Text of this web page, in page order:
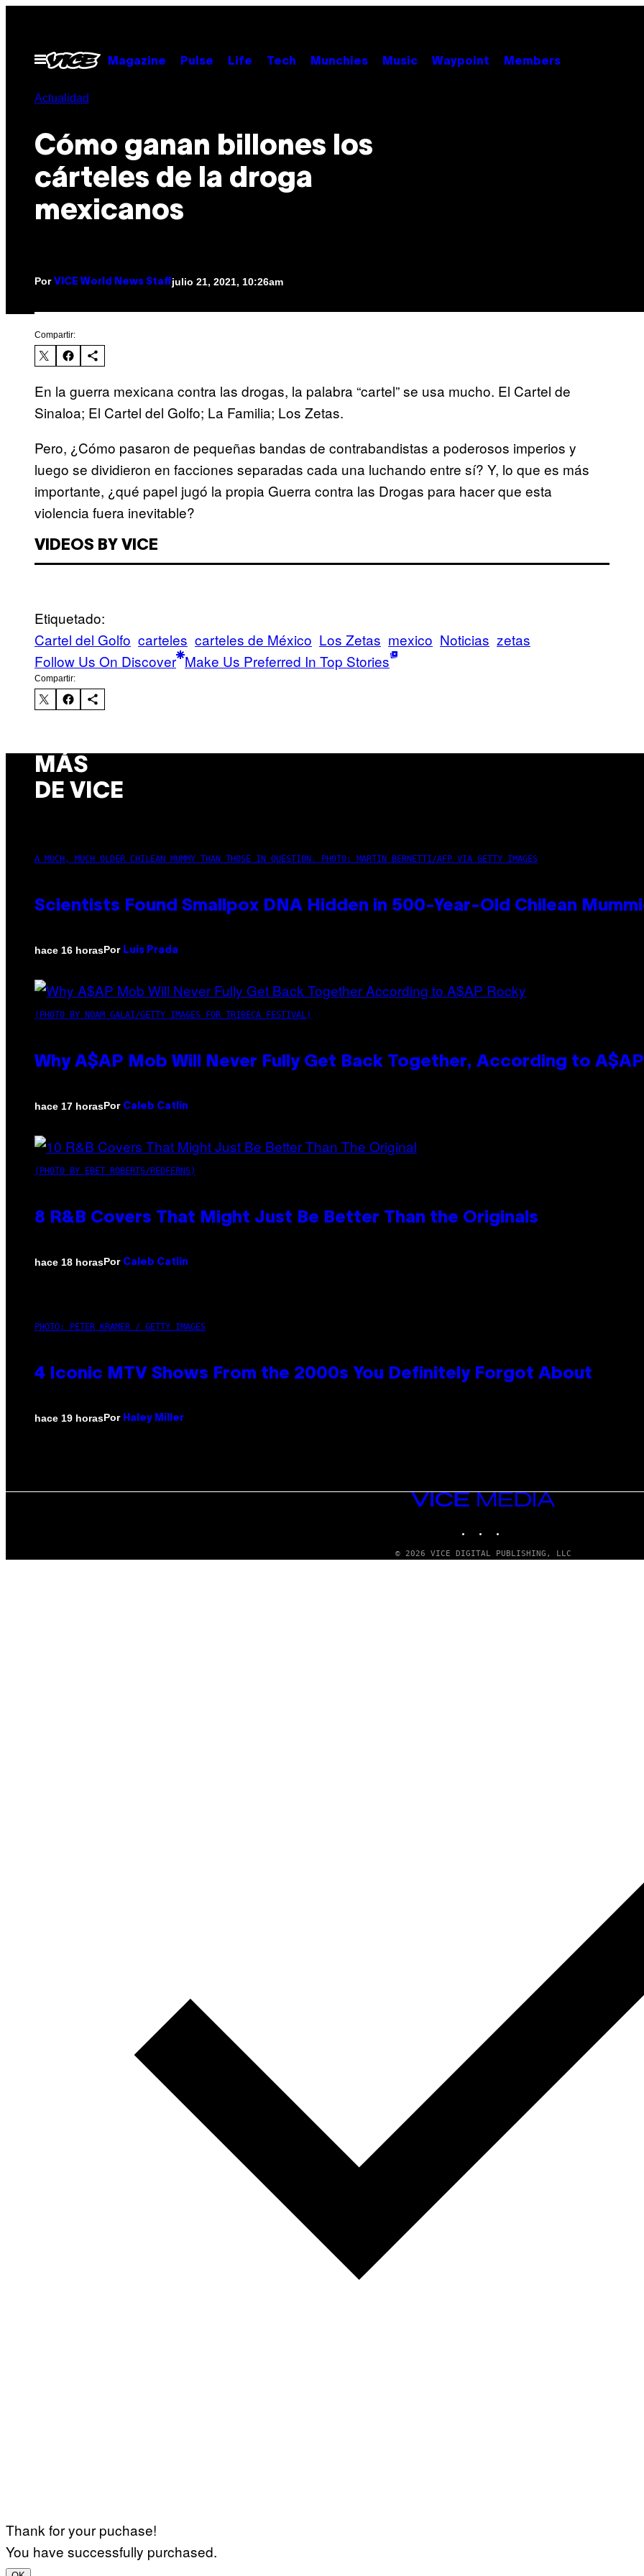
contenido
Abrir
Menú
Magazine Pulse Life Tech Munchies Music Waypoint Members
Actualidad
Cómo ganan billones los
cárteles de la droga
mexicanos
Por VICE World News Staffjulio 21, 2021, 10:26am
Compartir:
En la guerra mexicana contra las drogas, la palabra “cartel” se usa mucho. El Cartel de
Sinaloa; El Cartel del Golfo; La Familia; Los Zetas.
Pero, ¿Cómo pasaron de pequeñas bandas de contrabandistas a poderosos imperios y
luego se dividieron en facciones separadas cada una luchando entre sí? Y, lo que es más
importante, ¿qué papel jugó la propia Guerra contra las Drogas para hacer que esta
violencia fuera inevitable?
VIDEOS BY VICE
Etiquetado:
Cartel del Golfo carteles carteles de México Los Zetas mexico Noticias zetas
Follow Us On Discover Make Us Preferred In Top Stories
Compartir:
MÁS
DE VICE
A MUCH, MUCH OLDER CHILEAN MUMMY THAN THOSE IN QUESTION. PHOTO: MARTIN BERNETTI/AFP VIA GETTY IMAGES
Scientists Found Smallpox DNA Hidden in 500-Year-Old Chilean
hace 16 horasPor Luis Prada
(PHOTO BY NOAM GALAI/GETTY IMAGES FOR TRIBECA FESTIVAL)
Why A$AP Mob Will Never Fully Get Back Together, According to
hace 17 horasPor Caleb Catlin
(PHOTO BY EBET ROBERTS/REDFERNS)
8 R&B Covers That Might Just Be Better Than the Originals
hace 18 horasPor Caleb Catlin
PHOTO: PETER KRAMER / GETTY IMAGES
4 Iconic MTV Shows From the 2000s You Definitely Forgot About
hace 19 horasPor Haley Miller
VICE
© 2026 VICE DIGITAL PUBLISHING, LLC
Thank for your puchase!
You have successfully purchased.